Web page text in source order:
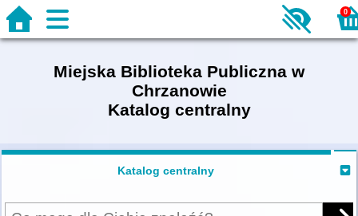
0
Miejska Biblioteka Publiczna w
Chrzanowie
Katalog centralny
Katalog centralny